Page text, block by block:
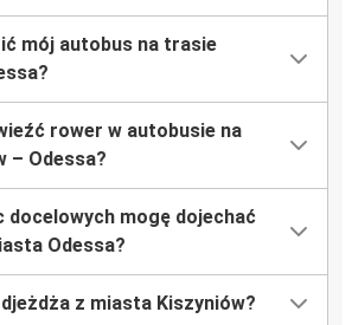
mój autobus na trasie
rower w autobusie na
– Odessa?
docelowych mogę dojechać
Odessa?
z miasta Kiszyniów?